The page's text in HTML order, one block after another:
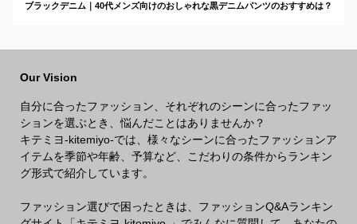
ブラックデニム｜40代メンズ向けのおしゃれな黒デニムパンツのおすすめは？
Our Vision
自分に合ったファッション、それぞれのシーンに合ったファッ
ションを選ぶとき、悩んだことはありませんか？
キテミヨ-kitemiyo-では、様々なシーンに合ったファッションア
イテムを季節や年齢、予算など、こだわりの条件からランキン
グ形式で紹介しています。
ファッション選びで困ったときは、ファッションQ&Aランキン